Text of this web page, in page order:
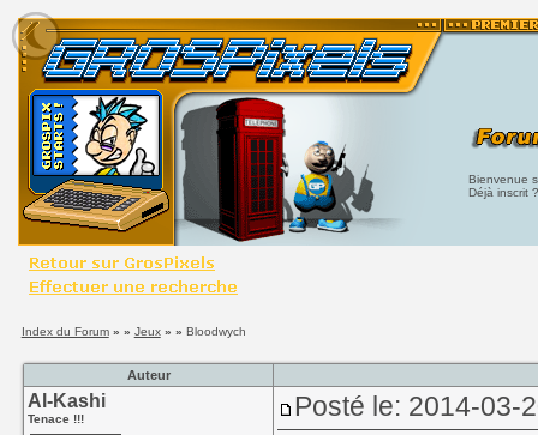
Bienvenue
Déjà inscrit
Index du Forum» » Jeux» » Bloodwych
Auteur
Al-Kashi
Tenace !!! Posté le: 2014-03-